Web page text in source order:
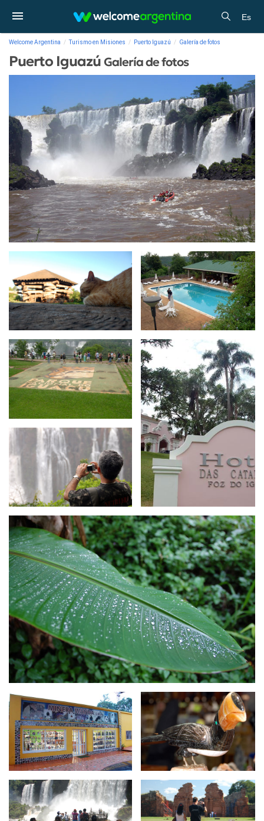
Es
Welcome Argentina Turismo en Misiones Puerto Iguazú Galería de fotos
Puerto Iguazú Galería de fotos